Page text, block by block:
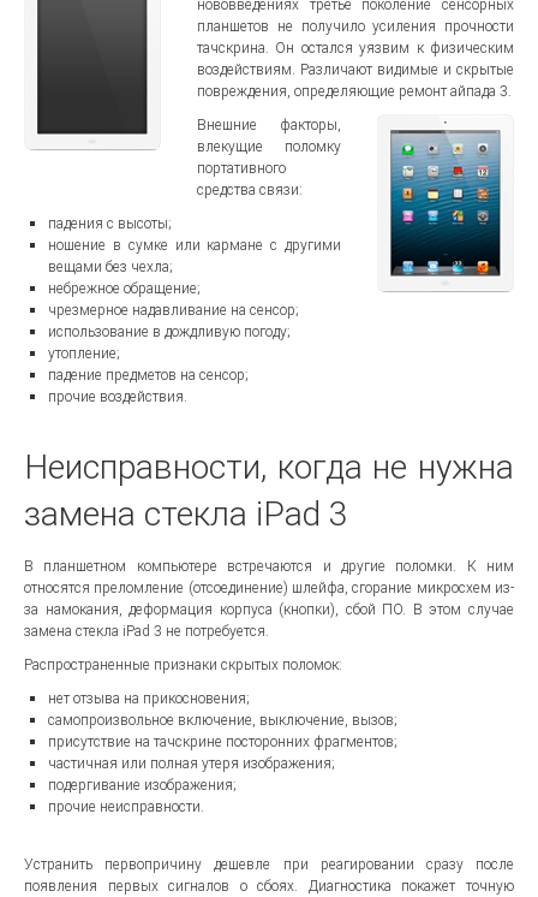
нововведениях третье поколение сенсорных
планшетов не получило усиления прочности
тачскрина. Он остался уязвим к физическим
воздействиям. Различают видимые и скрытые
повреждения, определяющие ремонт айпада 3.
Внешние факторы,
влекущие поломку
портативного
средства связи:
падения с высоты;
ношение в сумке или кармане с другими
вещами без чехла;
небрежное обращение;
чрезмерное надавливание на сенсор;
использование в дождливую погоду;
утопление;
падение предметов на сенсор;
прочие воздействия.
Неисправности, когда не нужна
замена стекла iPad 3
В планшетном компьютере встречаются и другие поломки. К ним
относятся преломление (отсоединение) шлейфа, сгорание микросхем из-
за намокания, деформация корпуса (кнопки), сбой ПО. В этом случае
замена стекла iPad 3 не потребуется.
Распространенные признаки скрытых поломок:
нет отзыва на прикосновения;
самопроизвольное включение, выключение, вызов;
присутствие на тачскрине посторонних фрагментов;
частичная или полная утеря изображения;
подергивание изображения;
прочие неисправности.
Устранить первопричину дешевле при реагировании сразу после
появления первых сигналов о сбоях. Диагностика покажет точную